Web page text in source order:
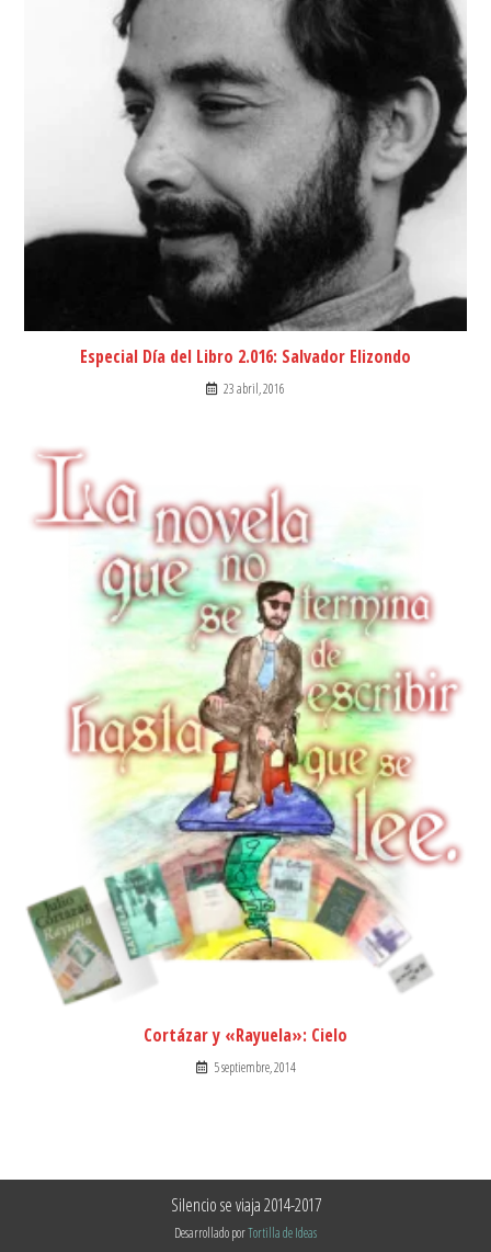
Especial Día del Libro 2.016: Salvador Elizondo
23 abril, 2016
Cortázar y «Rayuela»: Cielo
5 septiembre, 2014
Silencio se viaja 2014-2017
Desarrollado porTortilla de Ideas